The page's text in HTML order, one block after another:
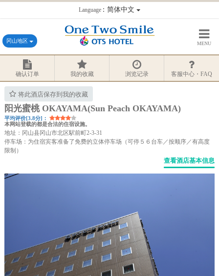
Language：简体中文
冈山地区 MENU
确认订单 我的收藏 浏览记录 客服中心・FAQ
将此酒店保存到我的收藏
阳光蜜桃 OKAYAMA(Sun Peach OKAYAMA)
平均评价[3.8分]：
本网站登载的都是合法的住宿设施。
地址：冈山县冈山市北区駅前町2-3-31
停车场：为住宿宾客准备了免费的立体停车场（可停５６台车／按顺序／有高度
限制）
查看酒店基本信息